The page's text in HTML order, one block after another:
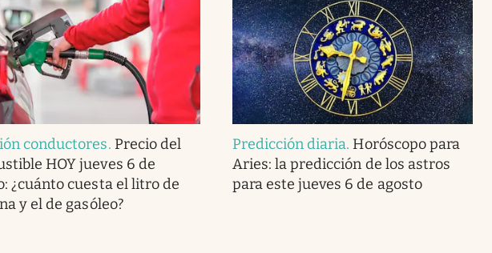
conductores. Precio del
HOY jueves 6 de
¿cuánto cuesta el litro de
y el de gasóleo?
Predicción diaria. Horóscopo para
Aries: la predicción de los astros
para este jueves 6 de agosto